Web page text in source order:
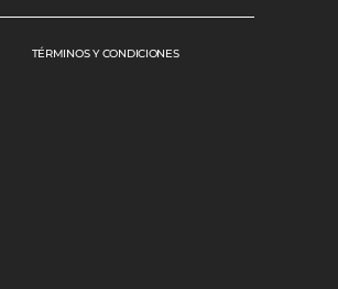
TÉRMINOS Y CONDICIONES